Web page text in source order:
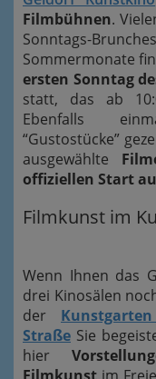
Filmbühnen.
Sonntags-
Sommermonate
ersten Sonntag
statt, das ab
Ebenfalls
“Gustostücke”
ausgewählte
offiziellen Start
Filmkunst im
Wenn Ihnen das
drei Kinosälen
der
Straße Sie
hier